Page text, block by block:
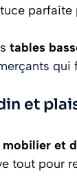
tables
qui
et
mobilier et
tout pour